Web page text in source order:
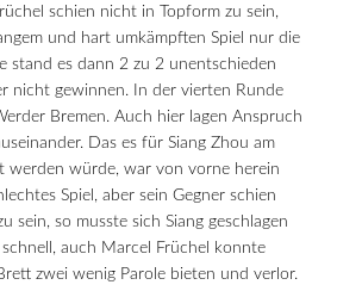
schien nicht in Topform zu sein,
und hart umkämpften Spiel nur die
stand es dann 2 zu 2 unentschieden
nicht gewinnen. In der vierten Runde
Bremen. Auch hier lagen Anspruch
Das es für Siang Zhou am
werden würde, war von vorne herein
Spiel, aber sein Gegner schien
sein, so musste sich Siang geschlagen
auch Marcel Früchel konnte
zwei wenig Parole bieten und verlor.